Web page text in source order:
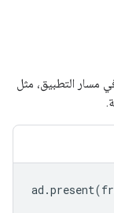
التطبيق، مثل
ad.present